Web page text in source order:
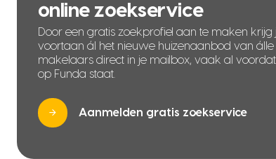
online zoekservice
Door een gratis zoekprofiel aan te maken krijg
voortaan ál het nieuwe huizenaanbod van álle
makelaars direct in je mailbox, vaak al
op Funda staat.
Aanmelden gratis zoekservice